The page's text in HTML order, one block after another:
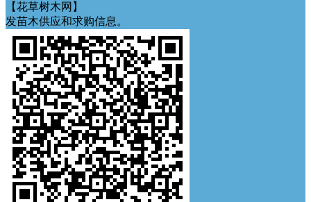
【花草树木网】
发苗木供应和求购信息。